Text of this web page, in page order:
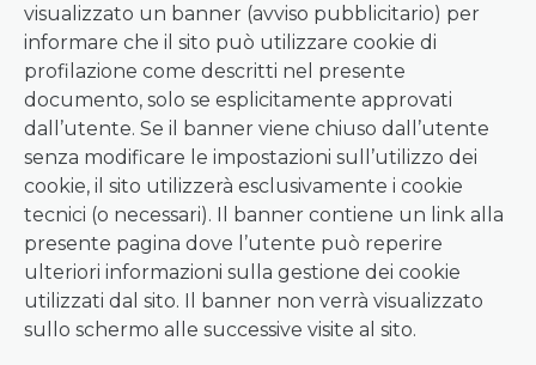
visualizzato un banner (avviso pubblicitario) per
informare che il sito può utilizzare cookie di
profilazione come descritti nel presente
documento, solo se esplicitamente approvati
dall’utente. Se il banner viene chiuso dall’utente
senza modificare le impostazioni sull’utilizzo dei
cookie, il sito utilizzerà esclusivamente i cookie
tecnici (o necessari). Il banner contiene un link alla
presente pagina dove l’utente può reperire
ulteriori informazioni sulla gestione dei cookie
utilizzati dal sito. Il banner non verrà visualizzato
sullo schermo alle successive visite al sito.